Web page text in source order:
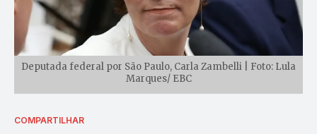
Deputada federal por São Paulo, Carla Zambelli | Foto: Lula
Marques/ EBC
COMPARTILHAR